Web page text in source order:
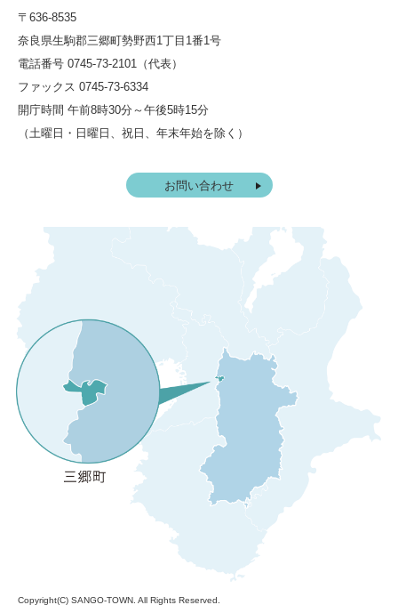
〒636-8535
奈良県生駒郡三郷町勢野西1丁目1番1号
電話番号 0745-73-2101（代表）
ファックス 0745-73-6334
開庁時間 午前8時30分～午後5時15分
（土曜日・日曜日、祝日、年末年始を除く）
お問い合わせ
Copyright(C) SANGO-TOWN . All Rights Reserved.